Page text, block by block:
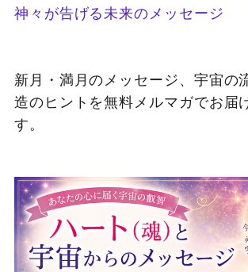
神々が告げる未来のメッセージ
新月・満月のメッセージ、宇宙の
造のヒントを無料メルマガでお届
す。